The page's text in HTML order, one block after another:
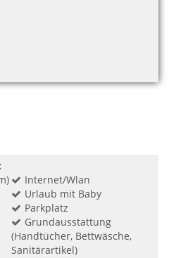
Internet/Wlan
Urlaub mit Baby
Parkplatz
Grundausstattung
(Handtücher, Bettwäsche,
Sanitärartikel)